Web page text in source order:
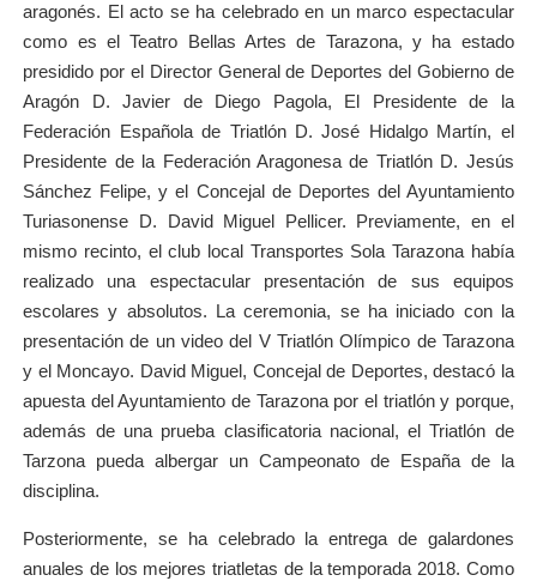
aragonés. El acto se ha celebrado en un marco espectacular
como es el Teatro Bellas Artes de Tarazona, y ha estado
presidido por el Director General de Deportes del Gobierno de
Aragón D. Javier de Diego Pagola, El Presidente de la
Federación Española de Triatlón D. José Hidalgo Martín, el
Presidente de la Federación Aragonesa de Triatlón D. Jesús
Sánchez Felipe, y el Concejal de Deportes del Ayuntamiento
Turiasonense D. David Miguel Pellicer. Previamente, en el
mismo recinto, el club local Transportes Sola Tarazona había
realizado una espectacular presentación de sus equipos
escolares y absolutos. La ceremonia, se ha iniciado con la
presentación de un video del V Triatlón Olímpico de Tarazona
y el Moncayo. David Miguel, Concejal de Deportes, destacó la
apuesta del Ayuntamiento de Tarazona por el triatlón y porque,
además de una prueba clasificatoria nacional, el Triatlón de
Tarzona pueda albergar un Campeonato de España de la
disciplina.
Posteriormente, se ha celebrado la entrega de galardones
anuales de los mejores triatletas de la temporada 2018. Como